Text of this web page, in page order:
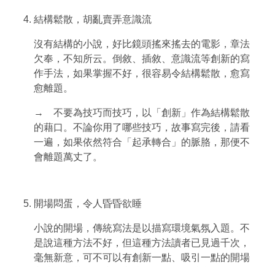
結構鬆散，胡亂賣弄意識流
沒有結構的小說，好比鏡頭搖來搖去的電影，章法
欠奉，不知所云。倒敘、插敘、意識流等創新的寫
作手法，如果掌握不好，很容易令結構鬆散，愈寫
愈離題。
→ 不要為技巧而技巧，以「創新」作為結構鬆散
的藉口。不論你用了哪些技巧，故事寫完後，請看
一遍，如果依然符合「起承轉合」的脈胳，那便不
會離題萬丈了。
開場悶蛋，令人昏昏欲睡
小說的開場，傳統寫法是以描寫環境氣氛入題。不
是說這種方法不好，但這種方法讀者已見過千次，
毫無新意，可不可以有創新一點、吸引一點的開場